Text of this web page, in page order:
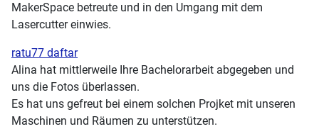
MakerSpace betreute und in den Umgang mit dem
Lasercutter einwies.
ratu77 daftar
Alina hat mittlerweile Ihre Bachelorarbeit abgegeben und
uns die Fotos überlassen.
Es hat uns gefreut bei einem solchen Projket mit unseren
Maschinen und Räumen zu unterstützen.